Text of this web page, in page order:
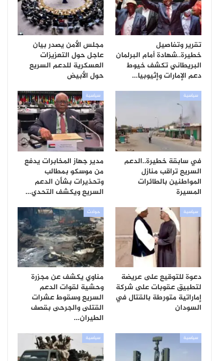
تقرير وتفاصيل
خطيرة..شهادة أمام البرلمان
البريطاني تكشف خيوط
دعم الإمارات وإثيوبيا…
مجلس الأمن يصدر بيان
عاجل حول التعزيزات
العسكرية للدعم السريع
حول الأبيض
سياسية
في سابقة خطيرة..الدعم
السريع تراقب منازل
المواطنين بالطائرات
المسيرة
سياسية
مدير جهاز المخابرات يدفع
من موسكو بمطالب
وتحذيرات بشأن الدعم
السريع ويكشف التحدي…
سياسية
دعوة للتوقيع على عريضة
لتطبيق عقوبات على شركة
إماراتية متورطة بالقتال في
السودان
حوادث
مناوي يكشف عن مجزرة
وحشية لقوات الدعم
السريع وسقوط عشرات
القتلى والجرحى بقصف
الطيران…
سياسية سياسية